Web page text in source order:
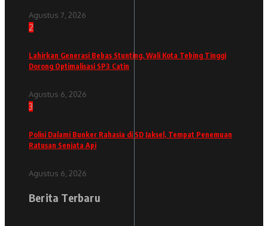
Agustus 7, 2026
2
Lahirkan Generasi Bebas Stunting, Wali Kota Tebing Tinggi
Dorong Optimalisasi SP3 Catin
Agustus 6, 2026
3
Polisi Dalami Bunker Rahasia di SD Jaksel, Tempat Penemuan
Ratusan Senjata Api
Agustus 6, 2026
Berita Terbaru